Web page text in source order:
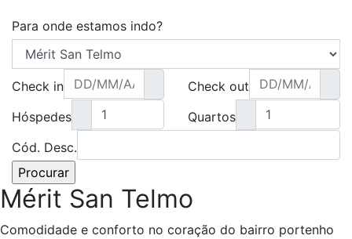
Para onde estamos indo?
Check in
Check out
Hóspedes
Quartos
Cód. Desc.
Mérit San Telmo
Comodidade e conforto no coração do bairro portenho